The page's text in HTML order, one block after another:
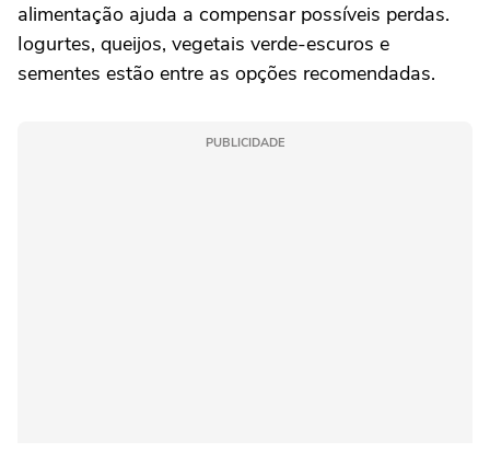
alimentação ajuda a compensar possíveis perdas.
Iogurtes, queijos, vegetais verde-escuros e
sementes estão entre as opções recomendadas.
PUBLICIDADE